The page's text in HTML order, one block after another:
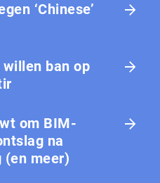
‘Chinese’
ban op
om BIM-
na
(en meer)